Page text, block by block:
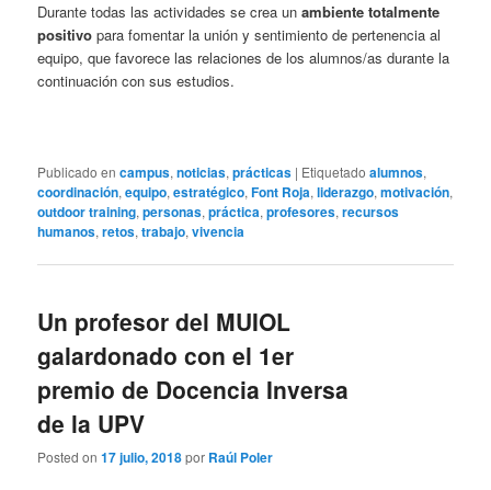
Durante todas las actividades se crea unambiente totalmente
positivo para fomentar la unión y sentimiento de pertenencia al
equipo, que favorece las relaciones de los alumnos/as durante la
continuación con sus estudios.
Publicado en campus,noticias,prácticas | Etiquetado alumnos,
coordinación,equipo,estratégico,Font Roja,liderazgo,motivación,
outdoor training,personas,práctica,profesores,recursos
humanos,retos,trabajo,vivencia
Un profesor del MUIOL
galardonado con el 1er
premio de Docencia Inversa
de la UPV
Posted on17 julio, 2018por Raúl Poler